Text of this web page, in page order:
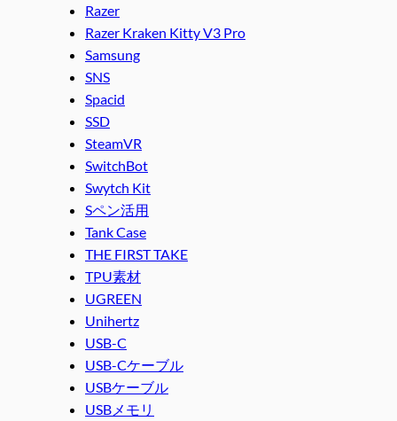
Razer
Razer Kraken Kitty V3 Pro
Samsung
SNS
Spacid
SSD
SteamVR
SwitchBot
Swytch Kit
Sペン活用
Tank Case
THE FIRST TAKE
TPU素材
UGREEN
Unihertz
USB-C
USB-Cケーブル
USBケーブル
USBメモリ